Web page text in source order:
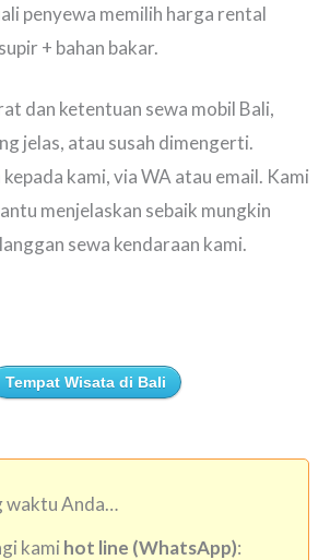
penyewa memilih harga rental
+ bahan bakar.
dan ketentuan sewa mobil Bali,
jelas, atau susah dimengerti.
kami, via WA atau email. Kami
menjelaskan sebaik mungkin
sewa kendaraan kami.
Tempat Wisata di Bali
waktu Anda…
kami hot line (WhatsApp):